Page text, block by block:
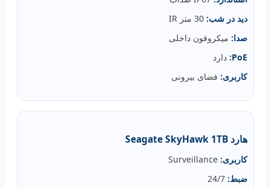
دید در شب:
صدا: میکروفون داخلی
PoE: دارد
کاربری: فضای بیرونی
هارد Seagate SkyHawk 1TB
کاربری:
ضبط: